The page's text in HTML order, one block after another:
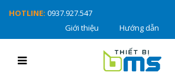
HOTLINE: 0937.927.547
Giới thiệu
Hướng dẫn